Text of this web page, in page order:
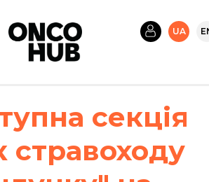
UA
секція
стравоходу